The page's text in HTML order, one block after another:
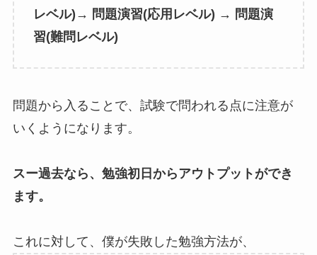
レベル)→ 問題演習(応用レベル) → 問題演
習(難問レベル)
問題から入ることで、 試験で問われる点に注意が
いく ようになります。
スー過去なら、勉強初日からアウトプットができ
ます。
これに対して、僕が失敗した勉強方法が、